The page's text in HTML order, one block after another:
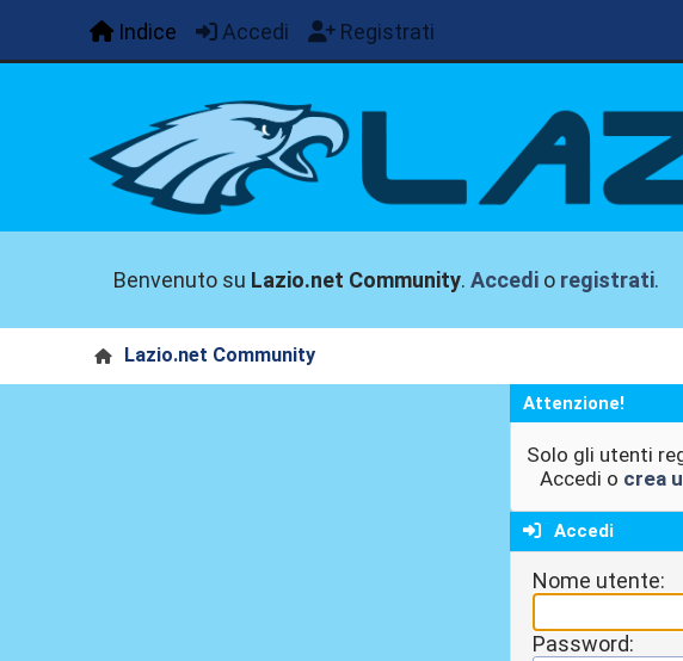
Indice Accedi Registrati
Benvenuto su Lazio.net Community.Accedi o registrati.
Lazio.net Community
Attenzione!
Solo gli utenti
Accedi o crea
Accedi
Nome utente:
Password: